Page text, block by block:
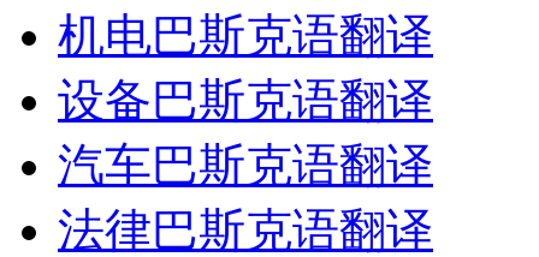
机电巴斯克语翻译
设备巴斯克语翻译
汽车巴斯克语翻译
法律巴斯克语翻译